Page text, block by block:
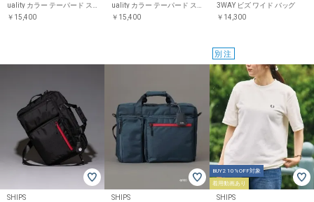
uality カラー テーパード ス
リム チノパンツ
￥15,400
uality カラー テーパード ス
リム チノパンツ
￥15,400
3WAY ビズ ワイド バッグ
￥14,300
SHIPS
SHIPS
別注
BUY2 10%OFF対象
着用動画あり
SHIPS